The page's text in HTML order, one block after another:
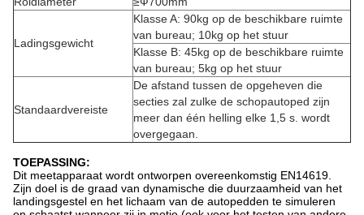
Ladingsgewicht
Klasse A: 90kg op de beschikbare ruimte
van bureau; 10kg op het stuur
Klasse B: 45kg op de beschikbare ruimte
van bureau; 5kg op het stuur
Standaardvereiste
De afstand tussen de opgeheven die
secties zal zulke de schopautoped zijn
meer dan één helling elke 1,5 s. wordt
overgegaan.
TOEPASSING:
Dit meetapparaat wordt ontworpen overeenkomstig EN14619.
Zijn doel is de graad van dynamische die duurzaamheid van het
landingsgestel en het lichaam van de autopedden te simuleren